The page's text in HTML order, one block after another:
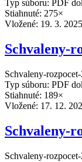
Typ súboru: PDF
Stiahnuté: 275×
Vložené: 19. 3. 2025
Schvaleny-
Schvaleny-
Typ súboru: PDF
Stiahnuté: 189×
Vložené: 17. 12.
Schvaleny-
Schvaleny-